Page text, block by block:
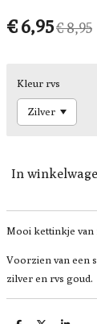
€ 6,95€ 8,95
Kleur rvs
In
Mooi kettinkje van
Voorzien van een
zilver en rvs goud.